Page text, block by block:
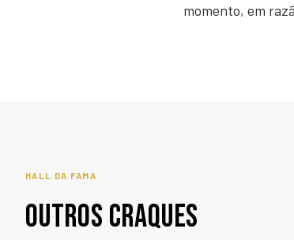
momento, em
HALL DA FAMA
OUTROS CRAQUES